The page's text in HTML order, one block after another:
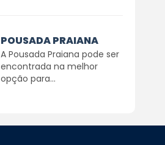
POUSADA PRAIANA
A Pousada Praiana pode ser
encontrada na melhor
opção para...